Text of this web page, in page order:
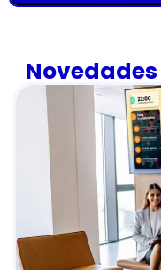
Novedades